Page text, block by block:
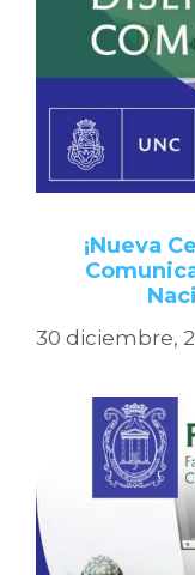
¡Nueva
30 diciembre,